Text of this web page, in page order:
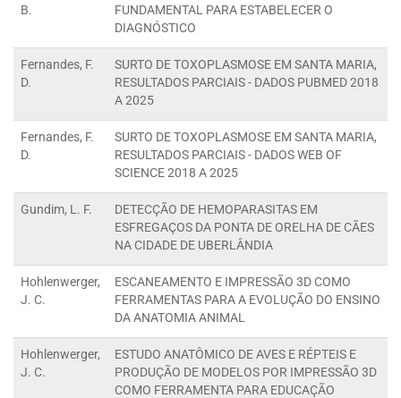
B.
FUNDAMENTAL PARA ESTABELECER O
DIAGNÓSTICO
Fernandes, F.
D.
SURTO DE TOXOPLASMOSE EM SANTA MARIA,
RESULTADOS PARCIAIS - DADOS PUBMED 2018
A 2025
Fernandes, F.
D.
SURTO DE TOXOPLASMOSE EM SANTA MARIA,
RESULTADOS PARCIAIS - DADOS WEB OF
SCIENCE 2018 A 2025
Gundim, L. F.
DETECÇÃO DE HEMOPARASITAS EM
ESFREGAÇOS DA PONTA DE ORELHA DE CÃES
NA CIDADE DE UBERLÂNDIA
Hohlenwerger,
J. C.
ESCANEAMENTO E IMPRESSÃO 3D COMO
FERRAMENTAS PARA A EVOLUÇÃO DO ENSINO
DA ANATOMIA ANIMAL
Hohlenwerger,
J. C.
ESTUDO ANATÔMICO DE AVES E RÉPTEIS E
PRODUÇÃO DE MODELOS POR IMPRESSÃO 3D
COMO FERRAMENTA PARA EDUCAÇÃO